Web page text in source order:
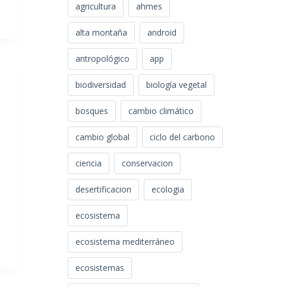
agricultura ahmes
alta montaña android
antropológico app
biodiversidad biología vegetal
bosques cambio climático
cambio global ciclo del carbono
ciencia conservacion
desertificacion ecologia
ecosistema
ecosistema mediterráneo
ecosistemas